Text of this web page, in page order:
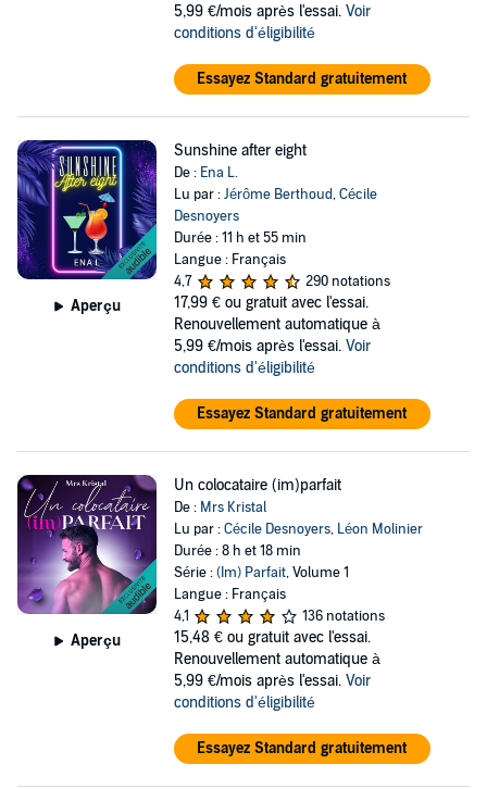
5,99 €/mois après l'essai. Voir
conditions d'éligibilité
Essayez Standard gratuitement
Aperçu
Sunshine after eight
De : Ena L.
Lu par :Jérôme Berthoud,Cécile
Desnoyers
Durée : 11 h et 55 min
Langue : Français
4,7
290 notations
17,99 € ou gratuit avec l'essai.
Renouvellement automatique à
5,99 €/mois après l'essai. Voir
conditions d'éligibilité
Essayez Standard gratuitement
Aperçu
Un colocataire (im)parfait
De : Mrs Kristal
Lu par :Cécile Desnoyers, Léon Molinier
Durée : 8 h et 18 min
Série :(Im) Parfait, Volume 1
Langue : Français
4,1
136 notations
15,48 € ou gratuit avec l'essai.
Renouvellement automatique à
5,99 €/mois après l'essai. Voir
conditions d'éligibilité
Essayez Standard gratuitement